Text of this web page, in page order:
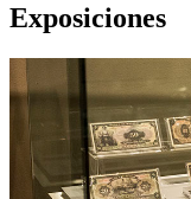
Exposiciones